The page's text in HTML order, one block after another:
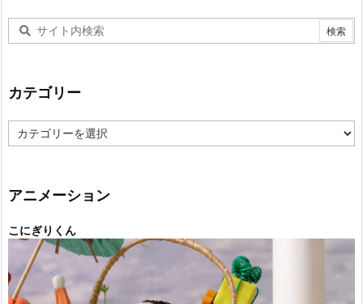
カテゴリー
テ
ー
アニメーション
こにぎりくん